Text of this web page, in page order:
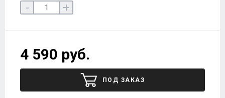
- +
4 590 руб.
ПОД ЗАКАЗ